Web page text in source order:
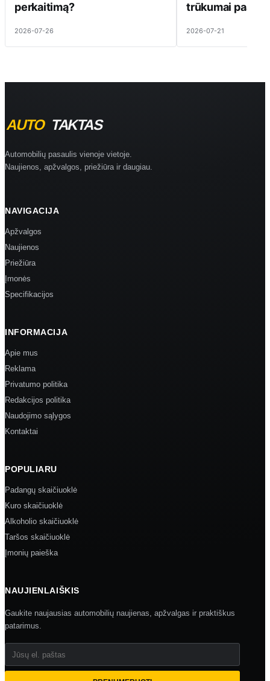
perkaitimą?
2026-07-26
trūkumai
2026-07-21
Automobilių pasaulis vienoje vietoje.
Naujienos, apžvalgos, priežiūra ir daugiau.
NAVIGACIJA
Apžvalgos
Naujienos
Priežiūra
Įmonės
Specifikacijos
INFORMACIJA
Apie mus
Reklama
Privatumo politika
Redakcijos politika
Naudojimo sąlygos
Kontaktai
POPULIARU
Padangų skaičiuoklė
Kuro skaičiuoklė
Alkoholio skaičiuoklė
Taršos skaičiuoklė
Įmonių paieška
NAUJIENLAIŠKIS
Gaukite naujausias automobilių naujienas, apžvalgas ir praktiškus
patarimus.
Jūsų el. paštas